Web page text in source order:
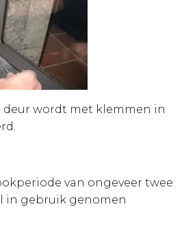
deur wordt met klemmen in
van ongeveer twee
in gebruik genomen